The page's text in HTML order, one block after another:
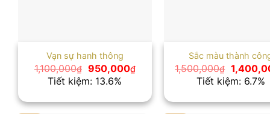
Vạn sự hanh thông
1,100,000₫ Giá
gốc
là:
950,000₫Giá
hiện
950,000₫.
Tiết kiệm: 13.6%
Sắc màu thành
1,500,000₫ Giá
gốc
là:
Tiết kiệm: 6.7%